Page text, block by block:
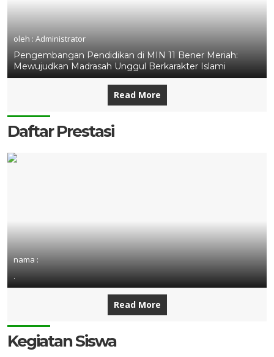
oleh : Administrator
Pengembangan Pendidikan di MIN 11 Bener Meriah:
Mewujudkan Madrasah Unggul Berkarakter Islami
Read More
Daftar Prestasi
nama :
.
Read More
Kegiatan Siswa